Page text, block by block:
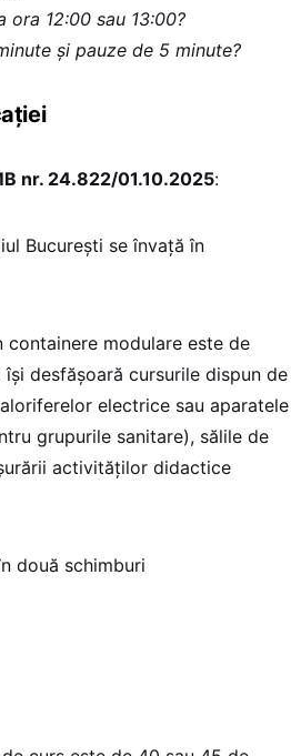
12:00 sau 13:00?
și pauze de 5 minute?
nr. 24.822/01.10.2025:
Bucureşti se învaţă în
containere modulare este de
desfăşoară cursurile dispun de
electrice sau aparatele
grupurile sanitare), sălile de
activităţilor didactice
două schimburi